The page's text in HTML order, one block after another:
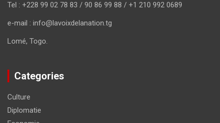
Tel : +228 99 02 78 83 / 90 86 99 88 / +1 210 992 0689
e-mail : info@lavoixdelanation.tg
Lomé, Togo.
Categories
Culture
Diplomatie